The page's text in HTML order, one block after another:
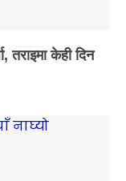
तराइमा केही दिन